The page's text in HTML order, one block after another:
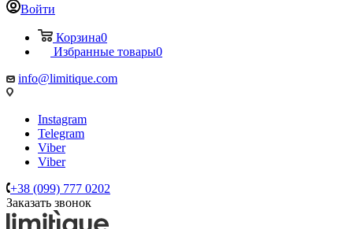
Войти
Корзина0
Избранные товары0
info@limitique.com
Instagram
Telegram
Viber
Viber
+38 (099) 777 0202
Заказать звонок